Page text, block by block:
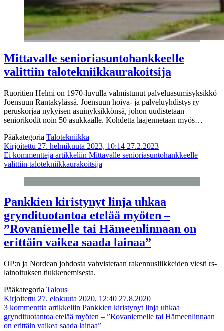
Mittavalle senioriasuntohankkeelle
valittiin talotekniikkaurakoitsija
Ruoritien Helmi on 1970-luvulla valmistunut palveluasumisyksikkö
Joensuun Rantakylässä. Joensuun hoiva- ja palveluyhdistys ry
peruskorjaa nykyisen asuinyksikkönsä, johon uudistetaan
seniorikodit noin 50 asukkaalle. Kohdetta laajennetaan myös…
Pääkategoria Talotekniikka
Kirjoitettu 27. helmikuuta 2023, 10:14 27.2.2023
Ei kommentteja artikkeliin Mittavalle senioriasuntohankkeelle
valittiin talotekniikkaurakoitsija
Pankkien kiristynyt linja uhkaa
gryndituotantoa etelää myöten –
”Rovaniemelle tai Hämeenlinnaan on
erittäin vaikea saada lainaa”
OP:n ja Nordean johdosta vahvistetaan rakennusliikkeiden viesti rs-
lainoituksen tiukkenemisesta.
Pääkategoria Talous
Kirjoitettu 27. elokuuta 2020, 12:40 27.8.2020
3 kommenttia artikkeliin Pankkien kiristynyt linja uhkaa
gryndituotantoa etelää myöten – ”Rovaniemelle tai Hämeenlinnaan
on erittäin vaikea saada lainaa”